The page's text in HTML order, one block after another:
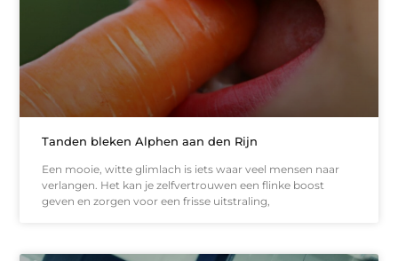
Tanden bleken Alphen aan den Rijn
Een mooie, witte glimlach is iets waar veel mensen naar
verlangen. Het kan je zelfvertrouwen een flinke boost
geven en zorgen voor een frisse uitstraling,